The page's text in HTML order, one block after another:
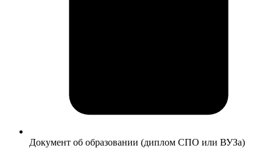
Документ об образовании (диплом СПО или ВУЗа)